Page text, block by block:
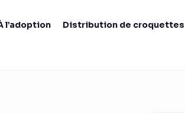
l’adoption Distribution de croquettes